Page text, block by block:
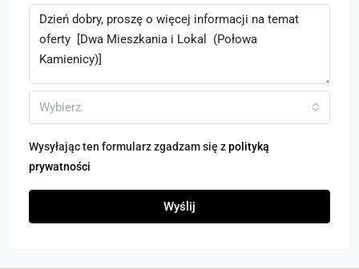
Wybierz
Wysyłając ten formularz zgadzam się zpolityką
prywatności
Wyślij